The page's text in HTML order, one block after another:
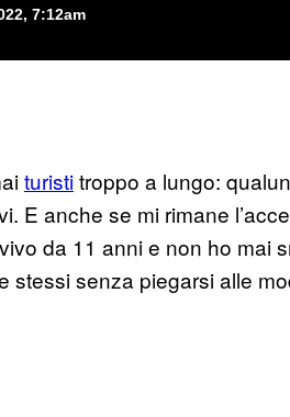
7:12am
turistitroppo a lungo:
E anche se mi rimane
da 11 anni e non ho mai
stessi senza piegarsi alle